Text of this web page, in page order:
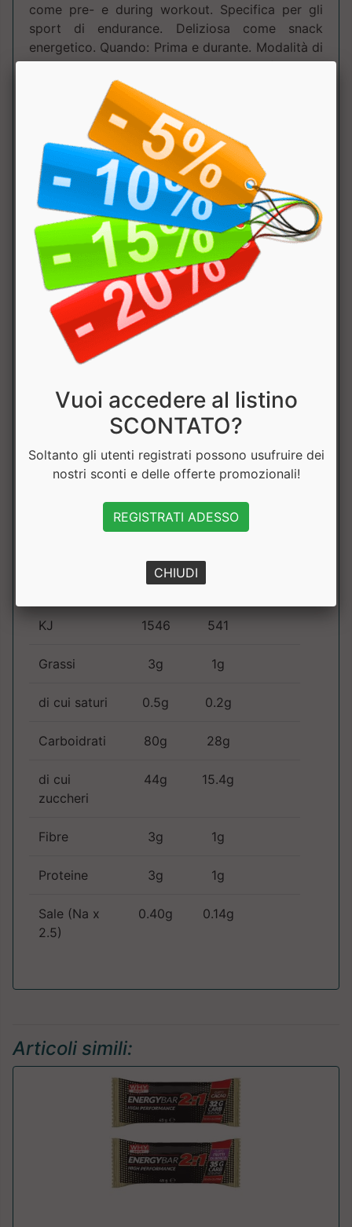
come pre- e during workout. Specifica per gli
sport di endurance. Deliziosa come snack
energetico. Quando: Prima e durante. Modalità di
conservazione: Conservare in luogo fresco e
asciutto, lontano da fonti di calore e dai raggi
Tabella Nutrizionale:
Componente
100
Gr.
dose
(1
365
KJ 1546 541
Grassi 3g 1g
di cui saturi 0.5g 0.2g
Carboidrati 80g 28g
di cui
zuccheri
44g 15.4g
Fibre 3g 1g
Proteine 3g 1g
Sale (Na x
2.5)
0.40g 0.14g
Articoli simili:
Vuoi accedere al listino
SCONTATO?
Soltanto gli utenti registrati possono usufruire dei
nostri sconti e delle offerte promozionali!
REGISTRATI ADESSO
CHIUDI